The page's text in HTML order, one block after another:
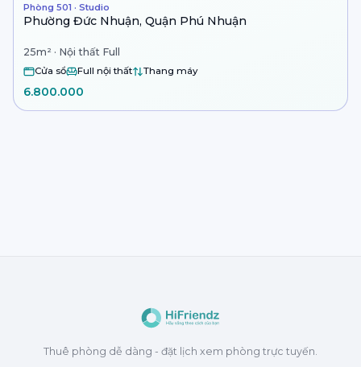
Phòng 501 · Studio
Phường Đức Nhuận, Quận Phú Nhuận
25m² · Nội thất Full
Cửa sổ Full nội thất Thang máy
6.800.000
Thuê phòng dễ dàng - đặt lịch xem phòng trực tuyến.